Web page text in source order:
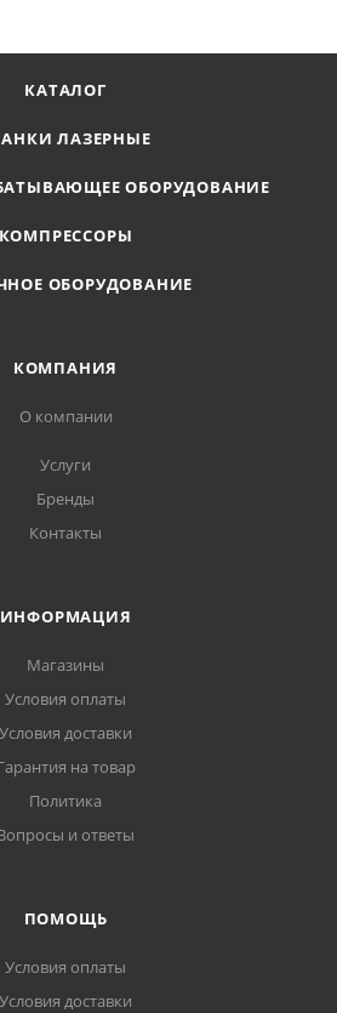
КАТАЛОГ
ЛАЗЕРНЫЕ
ОБОРУДОВАНИЕ
КОМПРЕССОРЫ
ОБОРУДОВАНИЕ
КОМПАНИЯ
О компании
Услуги
Бренды
Контакты
ИНФОРМАЦИЯ
Магазины
Условия оплаты
Условия доставки
на товар
Политика
и ответы
ПОМОЩЬ
Условия оплаты
Условия доставки